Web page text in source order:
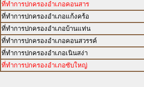
ที่ทำการปกครองอำเภอคอนสาร
ที่ทำการปกครองอำเภอแก้งคร้อ
ที่ทำการปกครองอำเภอบ้านแท่น
ที่ทำการปกครองอำเภอคอนสวรรค์
ที่ทำการปกครองอำเภอเนินสง่า
ที่ทำการปกครองอำเภอซับใหญ่